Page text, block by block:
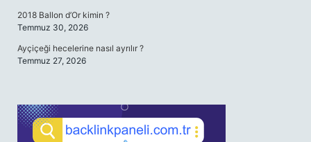
2018 Ballon d’Or kimin ?
Temmuz 30, 2026
Ayçiçeği hecelerine nasıl ayrılır ?
Temmuz 27, 2026